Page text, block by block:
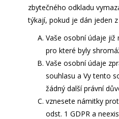
zbytečného odkladu
týkají, pokud je dán jeden
Vaše osobní údaje
pro které byly
Vaše osobní údaje
souhlasu a Vy tento
žádný další právní
vznesete námitky
odst. 1 GDPR a